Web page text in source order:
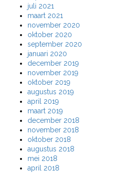
juli 2021
maart 2021
november 2020
oktober 2020
september 2020
januari 2020
december 2019
november 2019
oktober 2019
augustus 2019
april 2019
maart 2019
december 2018
november 2018
oktober 2018
augustus 2018
mei 2018
april 2018